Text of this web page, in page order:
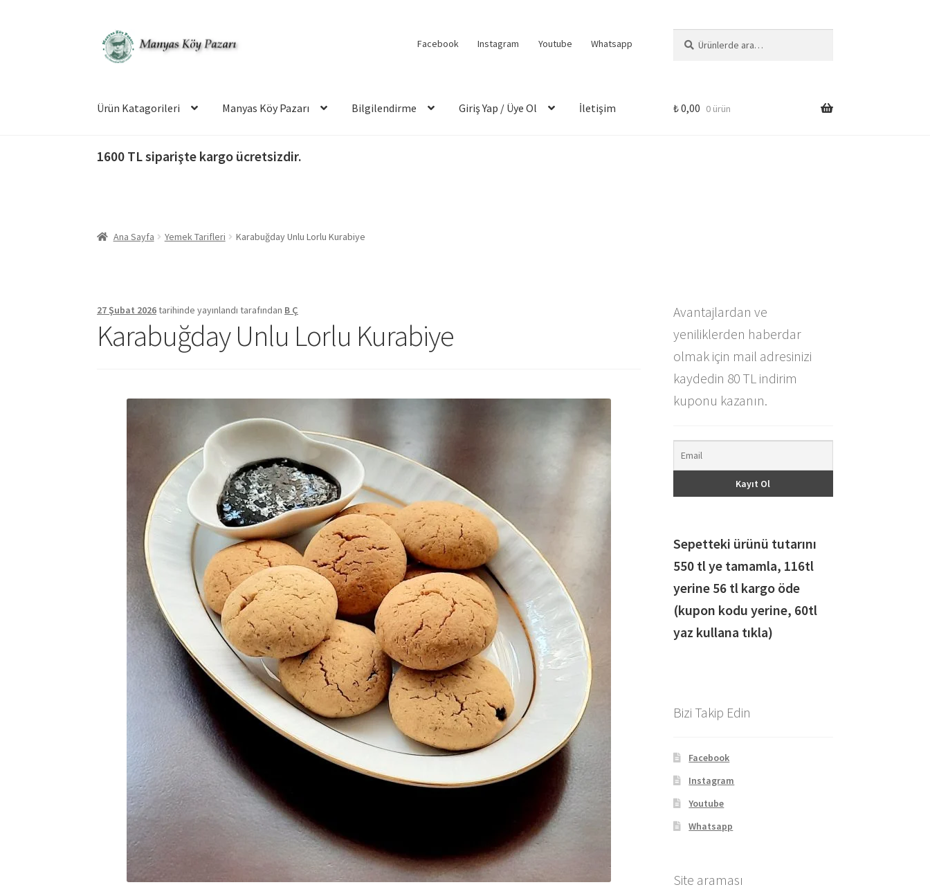
Dolaşıma
geç
İçeriğe
geç
Facebook Instagram Youtube Whatsapp
Ürün Katagorileri Manyas Köy Pazarı Bilgilendirme Giriş Yap / Üye Ol İletişim ₺0,00 0 ürün
1600 TL siparişte kargo ücretsizdir.
Ana Sayfa Yemek Tarifleri Karabuğday Unlu Lorlu Kurabiye
27 Şubat 2026tarihinde yayınlandı tarafından B Ç
Karabuğday Unlu Lorlu Kurabiye
Avantajlardan ve
yeniliklerden haberdar
olmak için mail adresinizi
kaydedin 80 TL indirim
kuponu kazanın.
Sepetteki ürünü tutarını
550 tl ye tamamla, 116tl
yerine 56 tl kargo öde
(kupon kodu yerine, 60tl
yaz kullana tıkla)
Bizi Takip Edin
Facebook
Instagram
Youtube
Whatsapp
Site araması